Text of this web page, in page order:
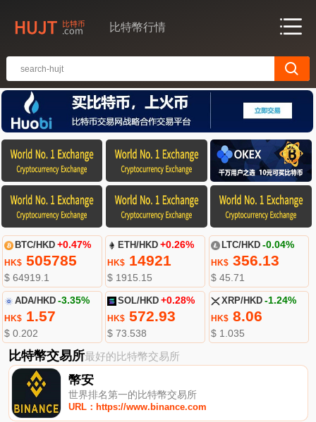
比特幣行情
BTC/HKD +0.47%
HK$505785
$ 64919.1
ETH/HKD +0.26%
HK$ 14921
$ 1915.15
LTC/HKD -0.04%
HK$356.13
$ 45.71
ADA/HKD -3.35%
HK$1.57
$ 0.202
SOL/HKD +0.28%
HK$ 572.93
$ 73.538
XRP/HKD -1.24%
HK$8.06
$ 1.035
比特幣交易所最好的比特幣交易所
幣安
世界排名第一的比特幣交易所
URL：https://www.binance.com